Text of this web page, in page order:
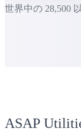
世界中の 28,500
ASAP